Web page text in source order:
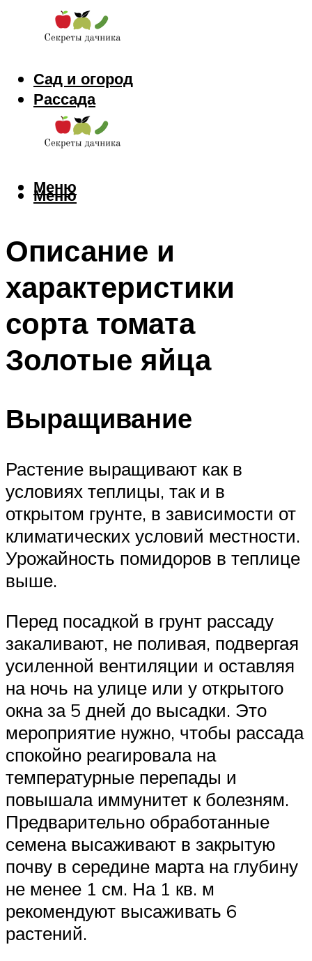
Сад и огород
Рассада
Цветы
Заготовки
Меню
Меню
Описание и
характеристики
сорта томата
Золотые яйца
Выращивание
Растение выращивают как в
условиях теплицы, так и в
открытом грунте, в зависимости от
климатических условий местности.
Урожайность помидоров в теплице
выше.
Перед посадкой в грунт рассаду
закаливают, не поливая, подвергая
усиленной вентиляции и оставляя
на ночь на улице или у открытого
окна за 5 дней до высадки. Это
мероприятие нужно, чтобы рассада
спокойно реагировала на
температурные перепады и
повышала иммунитет к болезням.
Предварительно обработанные
семена высаживают в закрытую
почву в середине марта на глубину
не менее 1 см. На 1 кв. м
рекомендуют высаживать 6
растений.